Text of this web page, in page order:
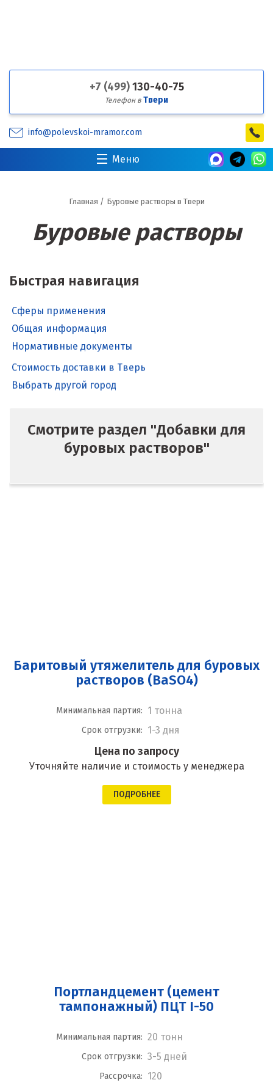
+7 (499)130-40-75
Телефон в Твери
info@polevskoi-mramor.com
Меню
Главная / Буровые растворы в Твери
Буровые растворы
Быстрая навигация
Сферы применения
Общая информация
Нормативные документы
Стоимость доставки в Тверь
Выбрать другой город
Смотрите раздел "Добавки для
буровых растворов"
Баритовый утяжелитель для буровых
растворов (BaSO4)
Минимальная партия: 1 тонна
Срок отгрузки: 1-3 дня
Цена по запросу
Уточняйте наличие и стоимость у менеджера
ПОДРОБНЕЕ
Портландцемент (цемент
тампонажный) ПЦТ I-50
Минимальная партия: 20 тонн
Срок отгрузки: 3-5 дней
Рассрочка: 120